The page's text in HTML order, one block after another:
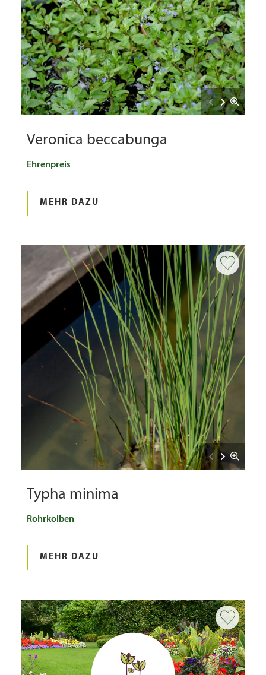
Veronica beccabunga
Ehrenpreis
MEHR DAZU
Typha minima
Rohrkolben
MEHR DAZU